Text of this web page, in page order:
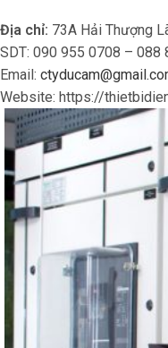
Địa chỉ: 73A Hải Thượng
SDT: 090 955 0708 –
Email:
Website: https://